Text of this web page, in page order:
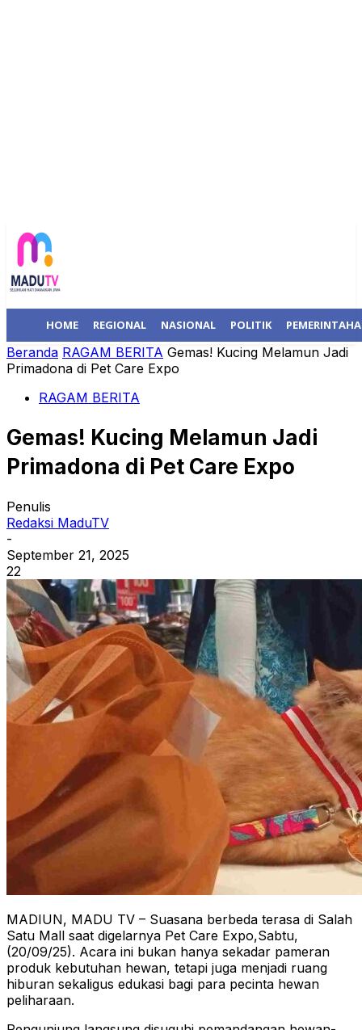
HOME REGIONAL NASIONAL POLITIK
Beranda RAGAM BERITA Gemas! Kucing Melamun Jadi
Primadona di Pet Care Expo
RAGAM BERITA
Gemas! Kucing Melamun Jadi
Primadona di Pet Care Expo
Penulis
Redaksi MaduTV
-
September 21, 2025
22
MADIUN, MADU TV – Suasana berbeda terasa di Salah
Satu Mall saat digelarnya Pet Care Expo,Sabtu,
(20/09/25). Acara ini bukan hanya sekadar pameran
produk kebutuhan hewan, tetapi juga menjadi ruang
hiburan sekaligus edukasi bagi para pecinta hewan
peliharaan.